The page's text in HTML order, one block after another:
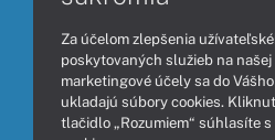
Za účelom zlepšenia
poskytovaných služieb na
marketingové účely sa do
ukladajú súbory cookies.
tlačidlo „Rozumiem“ súhlasíte